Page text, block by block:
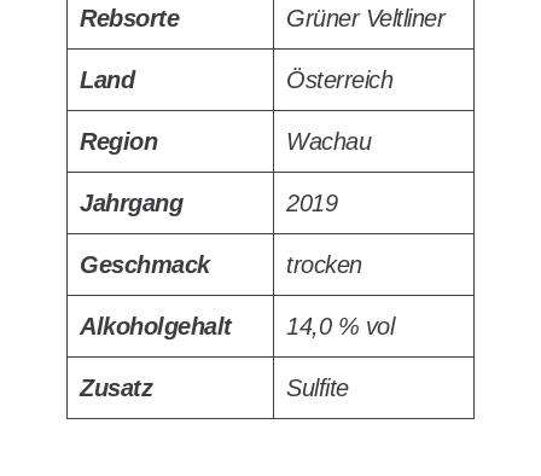
Rebsorte Grüner Veltliner
Land Österreich
Region Wachau
Jahrgang 2019
Geschmack trocken
Alkoholgehalt 14,0 % vol
Zusatz Sulfite